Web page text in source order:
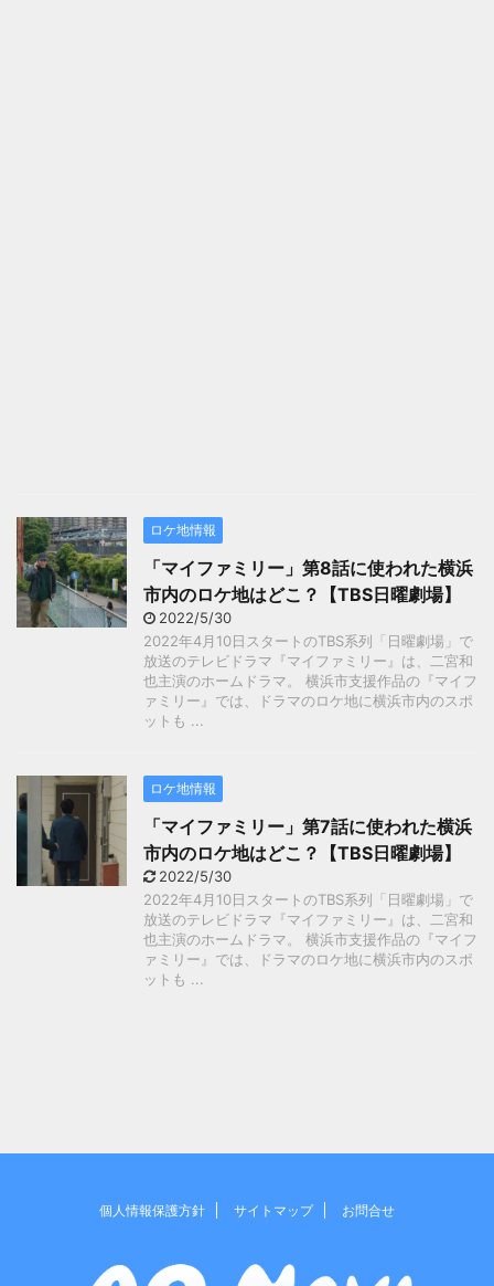
ロケ地情報
「マイファミリー」第8話に使われた横浜
市内のロケ地はどこ？【TBS日曜劇場】
2022/5/30
2022年4月10日スタートのTBS系列「日曜劇場」で
放送のテレビドラマ『マイファミリー』は、二宮和
也主演のホームドラマ。 横浜市支援作品の『マイフ
ァミリー』では、ドラマのロケ地に横浜市内のスポ
ットも ...
ロケ地情報
「マイファミリー」第7話に使われた横浜
市内のロケ地はどこ？【TBS日曜劇場】
2022/5/30
2022年4月10日スタートのTBS系列「日曜劇場」で
放送のテレビドラマ『マイファミリー』は、二宮和
也主演のホームドラマ。 横浜市支援作品の『マイフ
ァミリー』では、ドラマのロケ地に横浜市内のスポ
ットも ...
個人情報保護方針 サイトマップ お問合せ